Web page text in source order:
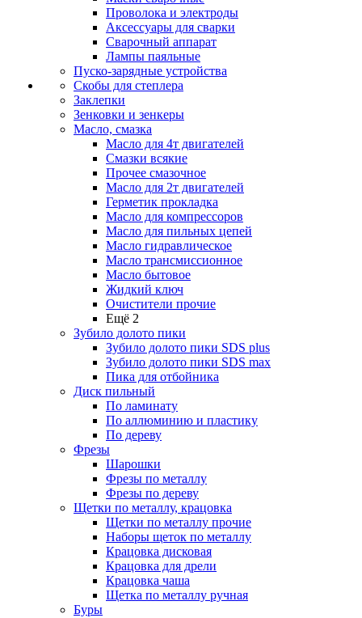
Проволока и электроды
Аксессуары для сварки
Сварочный аппарат
Лампы паяльные
Пуско-зарядные устройства
Скобы для степлера
Заклепки
Зенковки и зенкеры
Масло, смазка
Масло для 4т двигателей
Смазки всякие
Прочее смазочное
Масло для 2т двигателей
Герметик прокладка
Масло для компрессоров
Масло для пильных цепей
Масло гидравлическое
Масло трансмиссионное
Масло бытовое
Жидкий ключ
Очистители прочие
Ещё 2
Зубило долото пики
Зубило долото пики SDS plus
Зубило долото пики SDS max
Пика для отбойника
Диск пильный
По ламинату
По аллюминию и пластику
По дереву
Фрезы
Шарошки
Фрезы по металлу
Фрезы по дереву
Щетки по металлу, крацовка
Щетки по металлу прочие
Наборы щеток по металлу
Крацовка дисковая
Крацовка для дрели
Крацовка чаша
Щетка по металлу ручная
Буры